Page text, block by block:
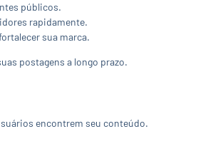
públicos.
rapidamente.
sua marca.
postagens a longo prazo.
encontrem seu conteúdo.